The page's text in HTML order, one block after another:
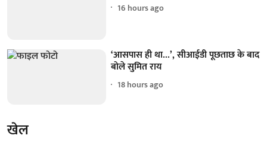
16 hours ago
‘आसपास ही था...’, सीआईडी पूछताछ के बाद
बोले सुमित राय
18 hours ago
खेल